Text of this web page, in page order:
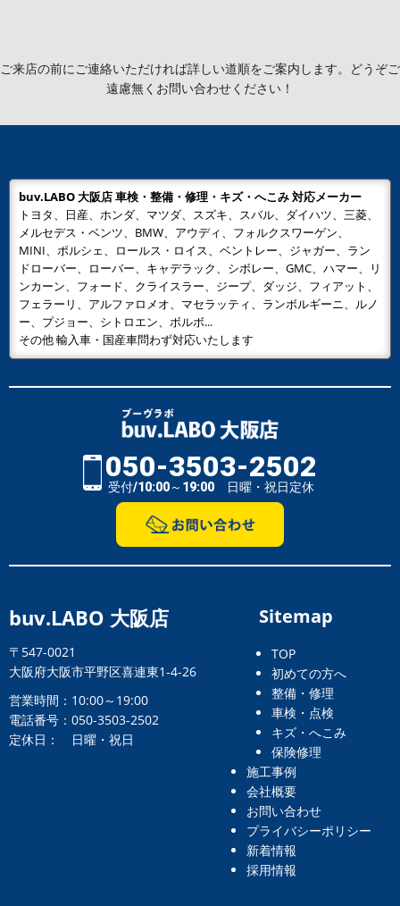
ご来店の前にご連絡いただければ詳しい道順をご案内します。どうぞご
遠慮無くお問い合わせください！
buv.LABO 大阪店 車検・整備・修理・キズ・へこみ 対応メーカー
トヨタ、日産、ホンダ、マツダ、スズキ、スバル、ダイハツ、三菱、
メルセデス・ベンツ、BMW、アウディ、フォルクスワーゲン、
MINI、ポルシェ、ロールス・ロイス、ベントレー、ジャガー、ラン
ドローバー、ローバー、キャデラック、シボレー、GMC、ハマー、リ
ンカーン、フォード、クライスラー、ジープ、ダッジ、フィアット、
フェラーリ、アルファロメオ、マセラッティ、ランボルギーニ、ルノ
ー、プジョー、シトロエン、ボルボ...
その他 輸入車・国産車問わず対応いたします
050-3503-2502
受付/10:00～19:00 日曜・祝日定休
buv.LABO 大阪店
〒547-0021
大阪府大阪市平野区喜連東1-4-26
営業時間：10:00～19:00
電話番号：050-3503-2502
定休日： 日曜・祝日
Sitemap
TOP
初めての方へ
整備・修理
車検・点検
キズ・へこみ
保険修理
施工事例
会社概要
お問い合わせ
プライバシーポリシー
新着情報
採用情報